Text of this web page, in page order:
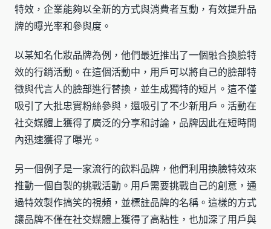
特效，企業能夠以全新的方式與消費者互動，有效提升品
牌的曝光率和參與度。
以某知名化妝品牌為例，他們最近推出了一個融合換臉特
效的行銷活動。在這個活動中，用戶可以將自己的臉部特
徵與代言人的臉部進行替換，並生成獨特的短片。這不僅
吸引了大批忠實粉絲參與，還吸引了不少新用戶。活動在
社交媒體上獲得了廣泛的分享和討論，品牌因此在短時間
內迅速獲得了曝光。
另一個例子是一家流行的飲料品牌，他們利用換臉特效來
推動一個自製的挑戰活動。用戶需要挑戰自己的創意，通
過特效製作搞笑的視頻，並標註品牌的名稱。這樣的方式
讓品牌不僅在社交媒體上獲得了高粘性，也加深了用戶與